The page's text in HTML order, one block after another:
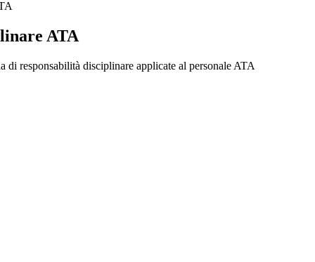
ATA
di responsabilità disciplinare applicate al personale ATA